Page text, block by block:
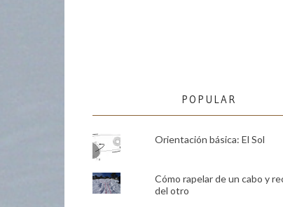
POPULAR
Orientación básica: El Sol
Cómo rapelar de un cabo y
del otro